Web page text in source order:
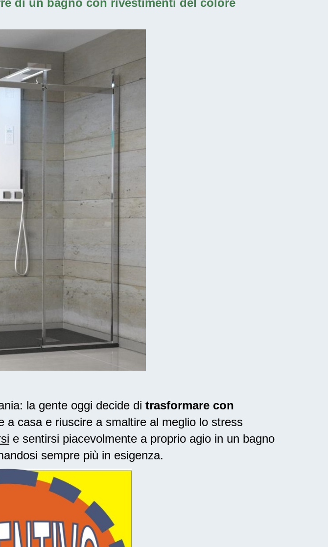
di un bagno con rivestimenti del colore
la gente oggi decide di trasformare con
a casa e riuscire a smaltire al meglio lo stress
e sentirsi piacevolmente a proprio agio in un bagno
sempre più in esigenza.